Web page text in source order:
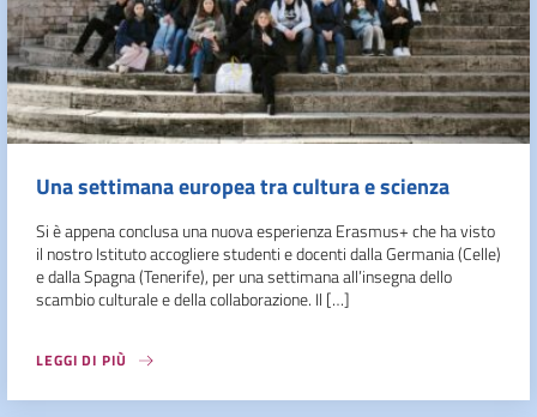
Una settimana europea tra cultura e scienza
Si è appena conclusa una nuova esperienza Erasmus+ che ha visto
il nostro Istituto accogliere studenti e docenti dalla Germania (Celle)
e dalla Spagna (Tenerife), per una settimana all’insegna dello
scambio culturale e della collaborazione. Il […]
LEGGI DI PIÙ